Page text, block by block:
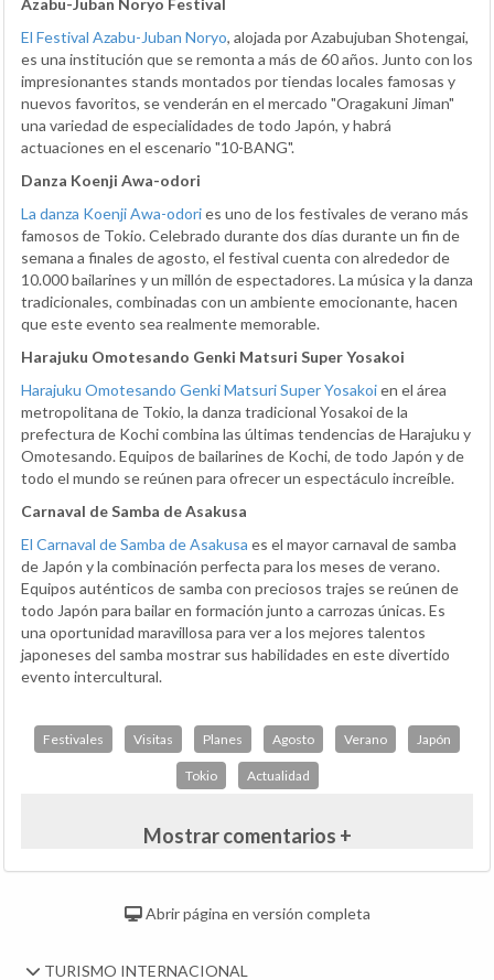
Azabu-Juban Noryo Festival
El Festival Azabu-Juban Noryo, alojada por Azabujuban Shotengai,
es una institución que se remonta a más de 60 años. Junto con los
impresionantes stands montados por tiendas locales famosas y
nuevos favoritos, se venderán en el mercado "Oragakuni Jiman"
una variedad de especialidades de todo Japón, y habrá
actuaciones en el escenario "10-BANG".
Danza Koenji Awa-odori
La danza Koenji Awa-odories uno de los festivales de verano más
famosos de Tokio. Celebrado durante dos días durante un fin de
semana a finales de agosto, el festival cuenta con alrededor de
10.000 bailarines y un millón de espectadores. La música y la danza
tradicionales, combinadas con un ambiente emocionante, hacen
que este evento sea realmente memorable.
Harajuku Omotesando Genki Matsuri Super Yosakoi
Harajuku Omotesando Genki Matsuri Super Yosakoien el área
metropolitana de Tokio, la danza tradicional Yosakoi de la
prefectura de Kochi combina las últimas tendencias de Harajuku y
Omotesando. Equipos de bailarines de Kochi, de todo Japón y de
todo el mundo se reúnen para ofrecer un espectáculo increíble.
Carnaval de Samba de Asakusa
El Carnaval de Samba de Asakusa es el mayor carnaval de samba
de Japón y la combinación perfecta para los meses de verano.
Equipos auténticos de samba con preciosos trajes se reúnen de
todo Japón para bailar en formación junto a carrozas únicas. Es
una oportunidad maravillosa para ver a los mejores talentos
japoneses del samba mostrar sus habilidades en este divertido
evento intercultural.
Festivales Visitas Planes Agosto Verano Japón
Tokio Actualidad
Mostrar comentarios +
Abrir página en versión completa
TURISMO INTERNACIONAL